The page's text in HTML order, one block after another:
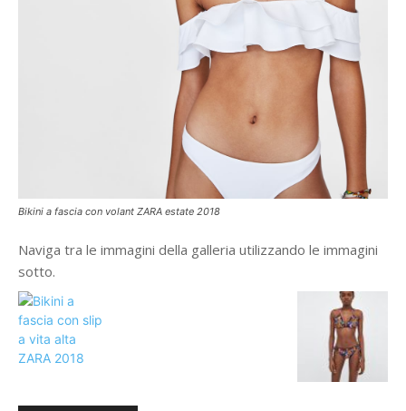
Bikini a fascia con volant ZARA estate 2018
Naviga tra le immagini della galleria utilizzando le immagini
sotto.